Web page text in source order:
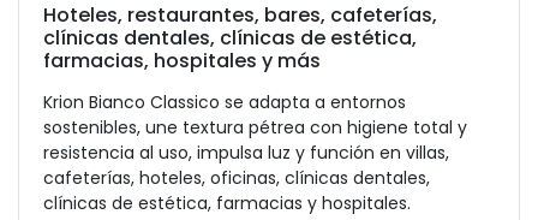
Hoteles, restaurantes, bares, cafeterías,
clínicas dentales, clínicas de estética,
farmacias, hospitales y más
Krion Bianco Classico se adapta a entornos
sostenibles, une textura pétrea con higiene total y
resistencia al uso, impulsa luz y función en villas,
cafeterías, hoteles, oficinas, clínicas dentales,
clínicas de estética, farmacias y hospitales.